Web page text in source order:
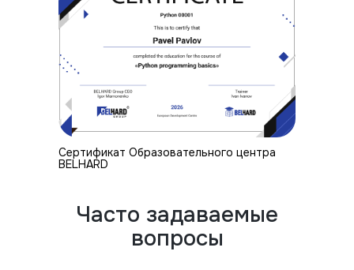
Cертификат Образовательного центра
BELHARD
Часто задаваемые
вопросы